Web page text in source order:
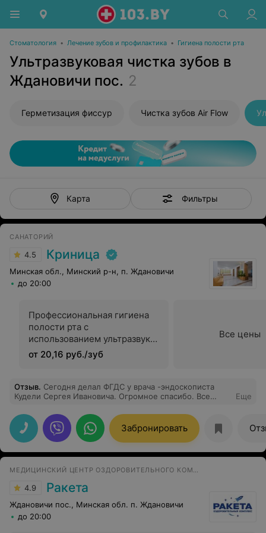
Стоматология • Лечение зубов и профилактика • Гигиена полости рта
Ультразвуковая чистка зубов в
Ждановичи пос. 2
Герметизация фиссур Чистка зубов Air Flow
Карта Фильтры
САНАТОРИЙ
4.5 Криница
Минская обл., Минский р-н, п. Ждановичи
до 20:00
Профессиональная гигиена
полости рта с
использованием ультразвука
и АIR-flow
от 20,16 руб./зуб
Все цены
Отзыв. Сегодня делал ФГДС у врача -эндоскописта
Кудели Сергея Ивановича. Огромное спасибо. Все
очень выраженыый рвотный рефлекс, но благодаря
опыту и проффесионализму доктора, а также его
медсестре, все прошло успешно. Однозначно
рекомендую!
Еще
Забронировать
МЕДИЦИНСКИЙ ЦЕНТР ОЗДОРОВИТЕЛЬНОГО КОМПЛЕКСА
4.9 Ракета
Ждановичи пос., Минская обл. п. Ждановичи
до 20:00